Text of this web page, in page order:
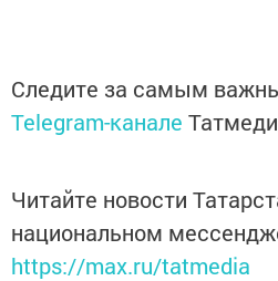
Следите за самым
Telegram-канале
Читайте новости
национальном
https://max.ru/tatmedia